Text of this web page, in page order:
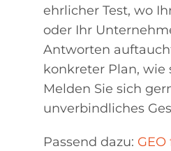
ehrlicher Test, wo
oder Ihr
Antworten
konkreter Plan, wie
Melden Sie sich
unverbindliches
Passend dazu: